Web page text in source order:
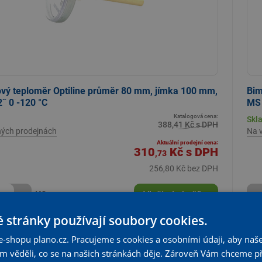
teploměr Optiline průměr 80 mm, jímka 100 mm,
0 -120 °C
prodejnách
Katalogová cena:
388,41 Kč s DPH
Aktuální prodejní cena:
310,73 Kč s DPH
256,80 Kč bez DPH
+ KS Vložit do košíku
Na
-
Z
stránky používají soubory cookies.
shopu plano.cz. Pracujeme s cookies a osobními údaji, aby
věděli, co se na našich stránkách děje. Zároveň Vám chceme